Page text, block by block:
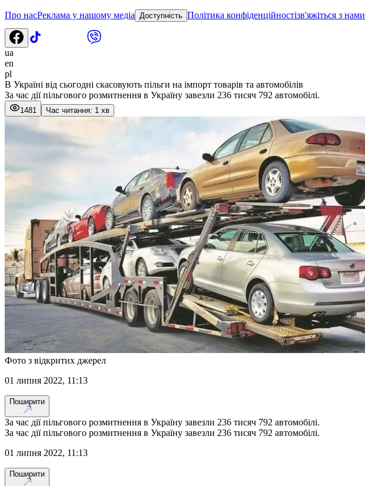
Про насРеклама у нашому медіа Доступність Політика конфіденційностізв'яжіться з нами
ua
en
pl
В Україні від сьогодні скасовують пільги на імпорт товарів та автомобілів
За час дії пільгового розмитнення в Україну завезли 236 тисяч 792 автомобілі.
1481 Час читання: 1 хв
Фото з відкритих джерел
01 липня 2022, 11:13
Поширити
За час дії пільгового розмитнення в Україну завезли 236 тисяч 792 автомобілі.
За час дії пільгового розмитнення в Україну завезли 236 тисяч 792 автомобілі.
01 липня 2022, 11:13
Поширити